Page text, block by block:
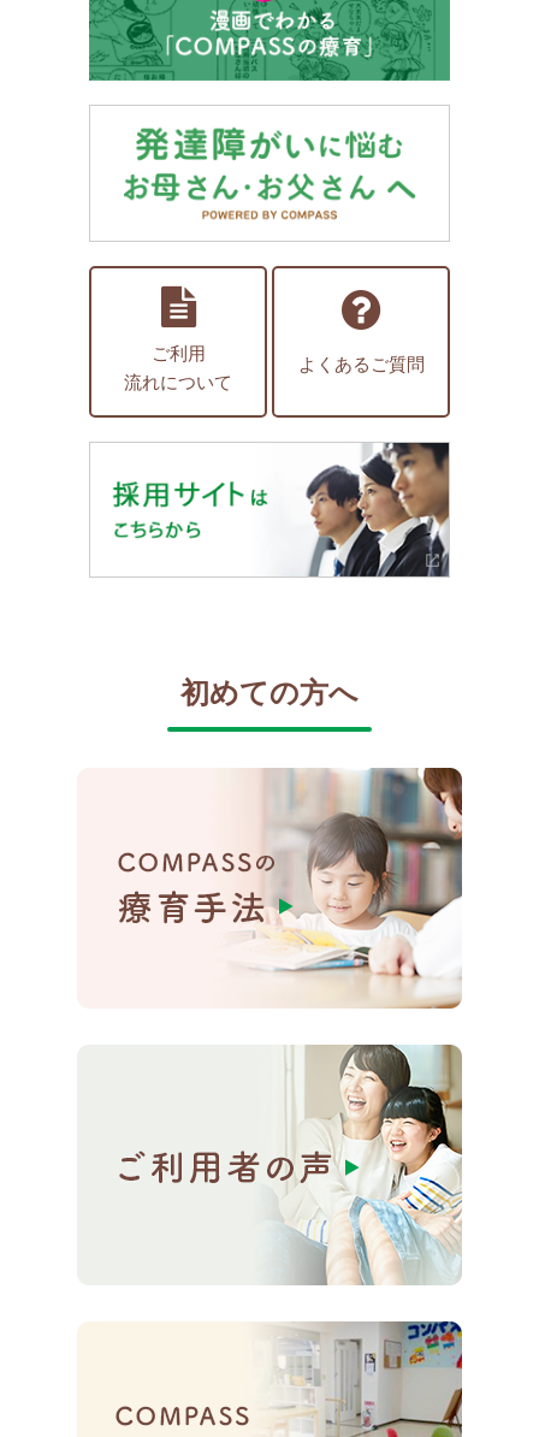
ご利用
流れについて
よくあるご質問
初めての方へ